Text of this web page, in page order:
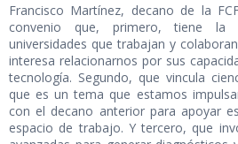
Francisco Martínez, decano de la
convenio que, primero, tiene la
universidades que trabajan y
interesa relacionarnos por sus
tecnología. Segundo, que vincula
que es un tema que estamos
con el decano anterior para apoyar
espacio de trabajo. Y tercero, que